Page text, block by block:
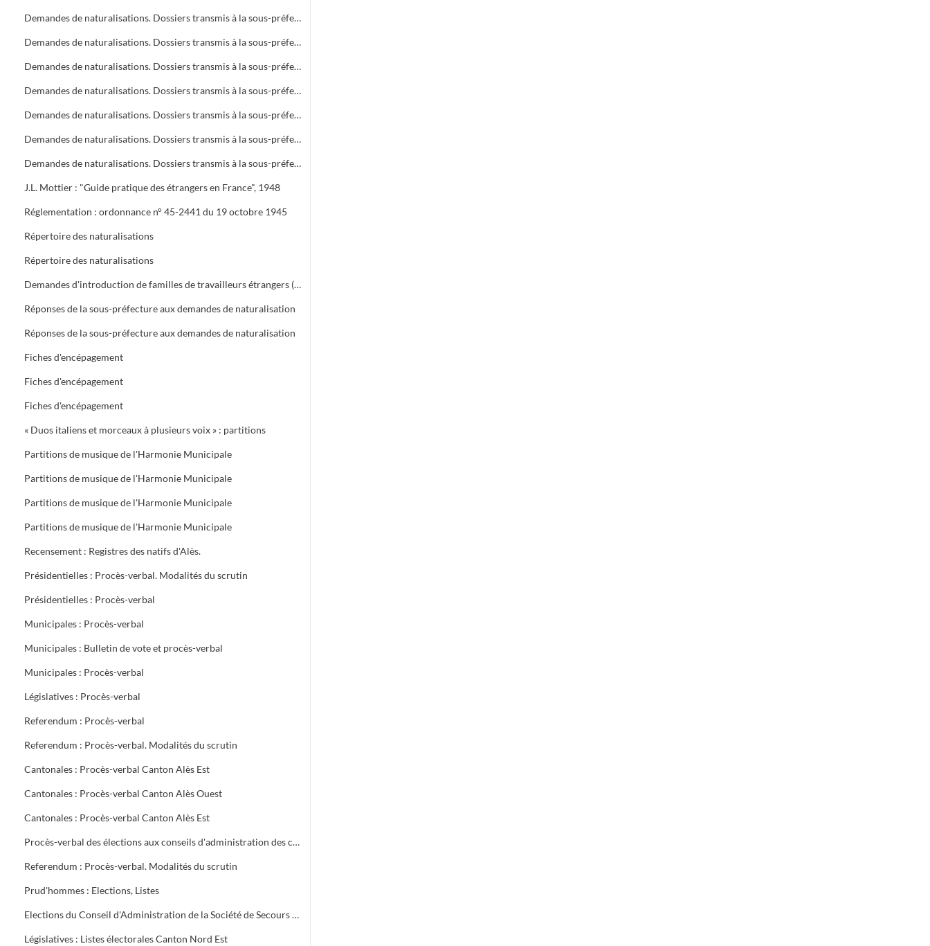
Demandes de naturalisations. Dossiers transmis à la sous-préfecture
Demandes de naturalisations. Dossiers transmis à la sous-préfecture
Demandes de naturalisations. Dossiers transmis à la sous-préfecture
Demandes de naturalisations. Dossiers transmis à la sous-préfecture
Demandes de naturalisations. Dossiers transmis à la sous-préfecture
Demandes de naturalisations. Dossiers transmis à la sous-préfecture
Demandes de naturalisations. Dossiers transmis à la sous-préfecture
J.L. Mottier : "Guide pratique des étrangers en France", 1948
Réglementation : ordonnance n° 45-2441 du 19 octobre 1945
Répertoire des naturalisations
Répertoire des naturalisations
Demandes d'introduction de familles de travailleurs étrangers (regroupement familial). Eléments d'enquête et réglementations
Réponses de la sous-préfecture aux demandes de naturalisation
Réponses de la sous-préfecture aux demandes de naturalisation
Fiches d'encépagement
Fiches d'encépagement
Fiches d'encépagement
« Duos italiens et morceaux à plusieurs voix » : partitions
Partitions de musique de l'Harmonie Municipale
Partitions de musique de l'Harmonie Municipale
Partitions de musique de l'Harmonie Municipale
Partitions de musique de l'Harmonie Municipale
Recensement : Registres des natifs d'Alès.
Présidentielles : Procès-verbal. Modalités du scrutin
Présidentielles : Procès-verbal
Municipales : Procès-verbal
Municipales : Bulletin de vote et procès-verbal
Municipales : Procès-verbal
Législatives : Procès-verbal
Referendum : Procès-verbal
Referendum : Procès-verbal. Modalités du scrutin
Cantonales : Procès-verbal Canton Alès Est
Cantonales : Procès-verbal Canton Alès Ouest
Cantonales : Procès-verbal Canton Alès Est
Procès-verbal des élections aux conseils d'administration des caisses de Sécurité Sociale et d'Allocations familiales
Referendum : Procès-verbal. Modalités du scrutin
Prud'hommes : Elections, Listes
Elections du Conseil d'Administration de la Société de Secours Minière du groupe sud des Houillères du Bassin des Cévennes (H.B.C.)
Législatives : Listes électorales Canton Nord Est